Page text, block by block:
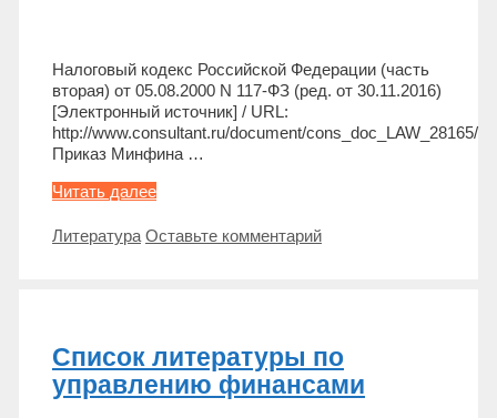
Налоговый кодекс Российской Федерации (часть
вторая) от 05.08.2000 N 117-ФЗ (ред. от 30.11.2016)
[Электронный источник] / URL:
http://www.consultant.ru/document/cons_doc_LAW_28165/
Приказ Минфина …
Читать далееСписок
по
Метки
Литература Оставьте комментарий
Список литературы по
управлению финансами